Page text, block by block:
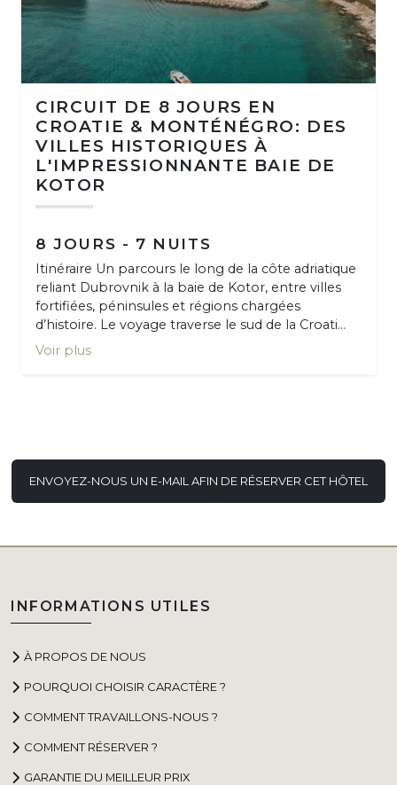
CIRCUIT DE 8 JOURS EN
CROATIE & MONTÉNÉGRO: DES
VILLES HISTORIQUES À
L'IMPRESSIONNANTE BAIE DE
KOTOR
8 JOURS - 7 NUITS
Itinéraire Un parcours le long de la côte adriatique
reliant Dubrovnik à la baie de Kotor, entre villes
fortifiées, péninsules et régions chargées
d’histoire. Le voyage traverse le sud de la Croati...
Voir plus
ENVOYEZ-NOUS UN E-MAIL AFIN DE RÉSERVER CET HÔTEL
INFORMATIONS UTILES
À PROPOS DE NOUS
POURQUOI CHOISIR CARACTÈRE ?
COMMENT TRAVAILLONS-NOUS ?
COMMENT RÉSERVER ?
GARANTIE DU MEILLEUR PRIX